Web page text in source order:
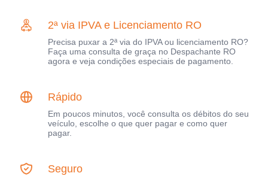
2ª via IPVA e Licenciamento RO
Precisa puxar a 2ª via do IPVA ou licenciamento RO?
Faça uma consulta de graça no Despachante RO
agora e veja condições especiais de pagamento.
Rápido
Em poucos minutos, você consulta os débitos do seu
veículo, escolhe o que quer pagar e como quer
pagar.
Seguro